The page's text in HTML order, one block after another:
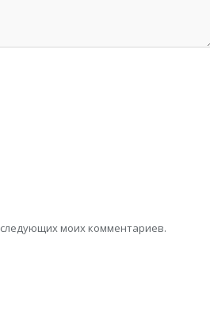
моих комментариев.